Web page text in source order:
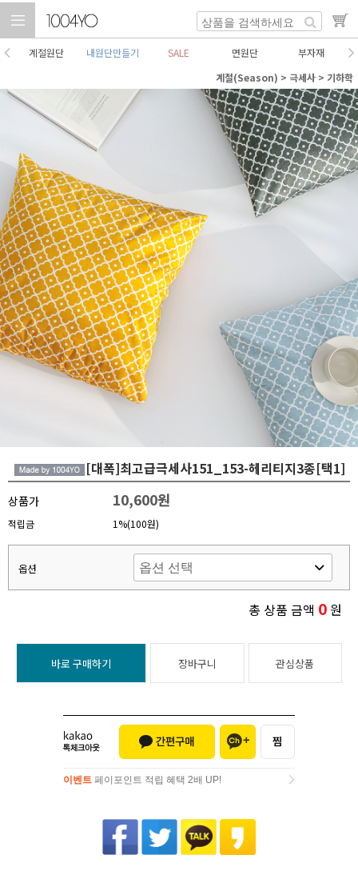
계절원단 내원단만들기 SALE 면원단
부자재
계절(Season) > 극세사 > 기하학
[대폭]최고급극세사151_153-헤리티지3종[택1]
상품가 10,600원
적립금 1%(100원)
옵션
총 상품 금액 0원
바로 구매하기 장바구니 관심상품
이벤트 페이포인트 적립 혜택 2배 UP!